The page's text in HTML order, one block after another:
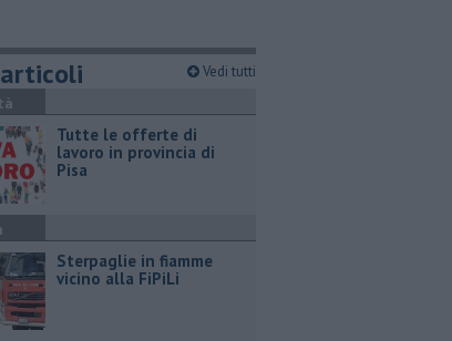
Vedi tutti
​Tutte le offerte di
lavoro in provincia di
Pisa
Sterpaglie in fiamme
vicino alla FiPiLi